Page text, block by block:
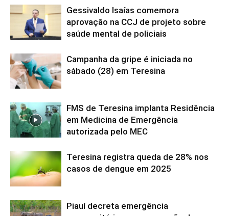
Gessivaldo Isaías comemora
aprovação na CCJ de projeto sobre
saúde mental de policiais
Campanha da gripe é iniciada no
sábado (28) em Teresina
FMS de Teresina implanta Residência
em Medicina de Emergência
autorizada pelo MEC
Teresina registra queda de 28% nos
casos de dengue em 2025
Piauí decreta emergência